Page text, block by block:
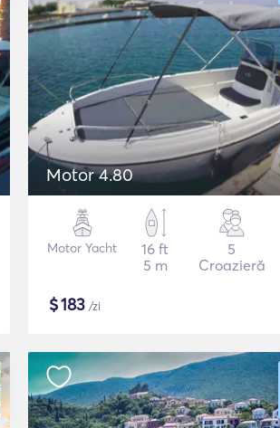
Motor 4.80
Motor Yacht
16 ft
5 m
5
Croazieră
$183 /zi